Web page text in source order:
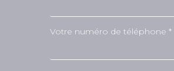
Votre numéro de téléphone *